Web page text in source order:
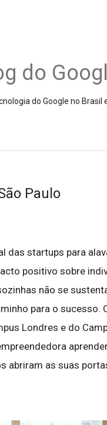
do
do Google no Brasil
Paulo
das startups para
positivo sobre
não se
para o sucesso.
Londres e do
abriram as suas